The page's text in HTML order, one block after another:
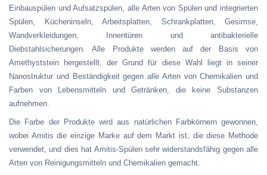
Einbauspülen und Aufsatzspülen, alle Arten von Spülen und integrierten
Spülen, Kücheninseln, Arbeitsplatten, Schrankplatten, Gesimse,
Wandverkleidungen, Innentüren und antibakterielle
Diebstahlsicherungen. Alle Produkte werden auf der Basis von
Amethyststein hergestellt, der Grund für diese Wahl liegt in seiner
Nanostruktur und Beständigkeit gegen alle Arten von Chemikalien und
Farben von Lebensmitteln und Getränken, die keine Substanzen
aufnehmen.
Die Farbe der Produkte wird aus natürlichen Farbkörnern gewonnen,
wobei Amitis die einzige Marke auf dem Markt ist, die diese Methode
verwendet, und dies hat Amitis-Spülen sehr widerstandsfähig gegen alle
Arten von Reinigungsmitteln und Chemikalien gemacht.